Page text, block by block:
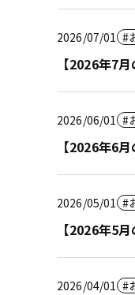
2026/07/01
【2026年7
2026/06/01
【2026年6
2026/05/01
【2026年5
2026/04/01